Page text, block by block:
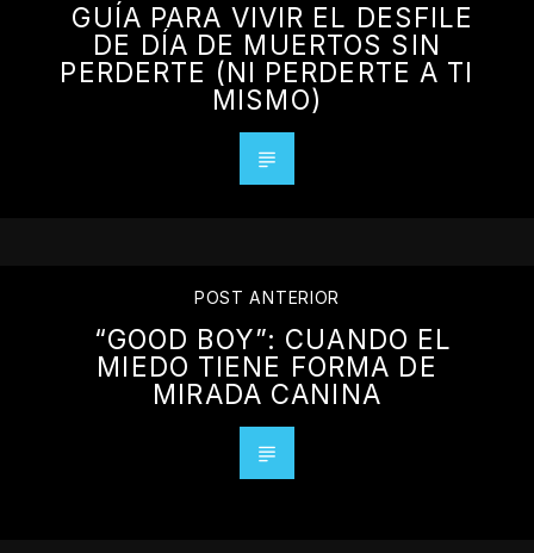
GUÍA PARA VIVIR EL DESFILE
DE DÍA DE MUERTOS SIN
PERDERTE (NI PERDERTE A TI
MISMO)
POST ANTERIOR
“GOOD BOY”: CUANDO EL
MIEDO TIENE FORMA DE
MIRADA CANINA